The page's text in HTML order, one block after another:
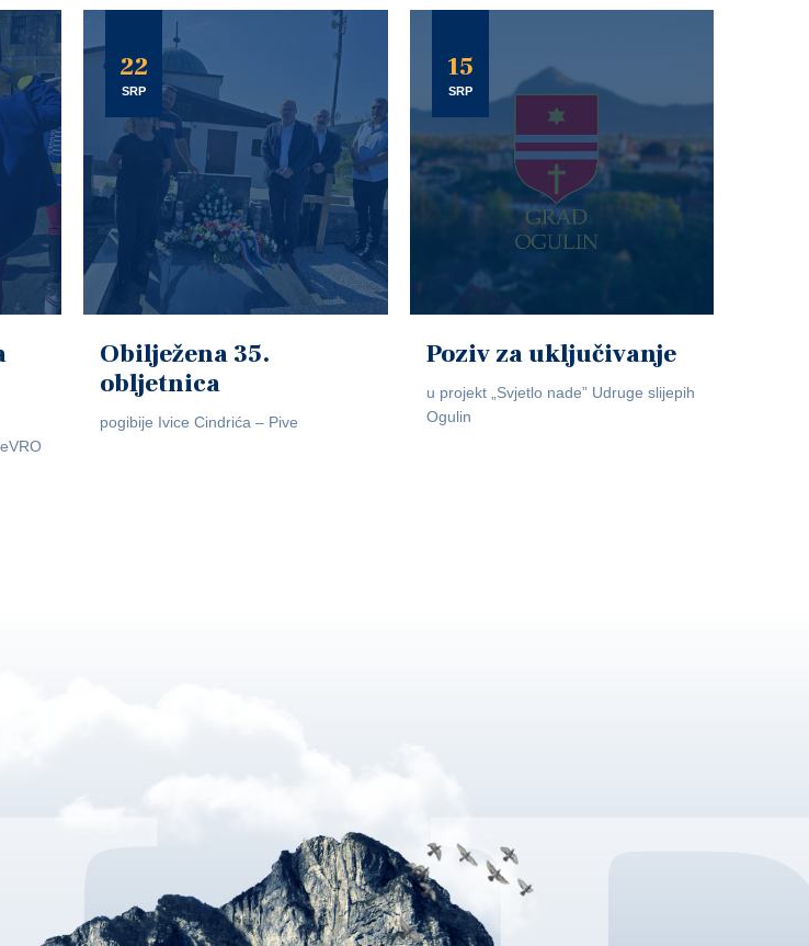
22
SRP
Obilježena 35.
obljetnica
pogibije Ivice Cindrića – Pive
15
SRP
Poziv za uključivanje
u projekt „Svjetlo nade” Udruge slijepih
Ogulin